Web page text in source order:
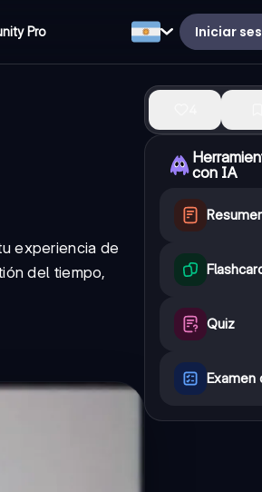
Pro Iniciar
experiencia de
del tiempo,
con IA
Quiz
Examen